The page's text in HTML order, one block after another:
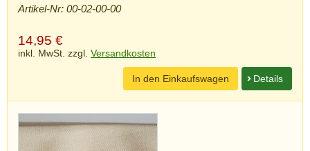
Artikel-Nr: 00-02-00-00
14,95 €
inkl. MwSt. zzgl. Versandkosten
Details
In den Einkaufswagen